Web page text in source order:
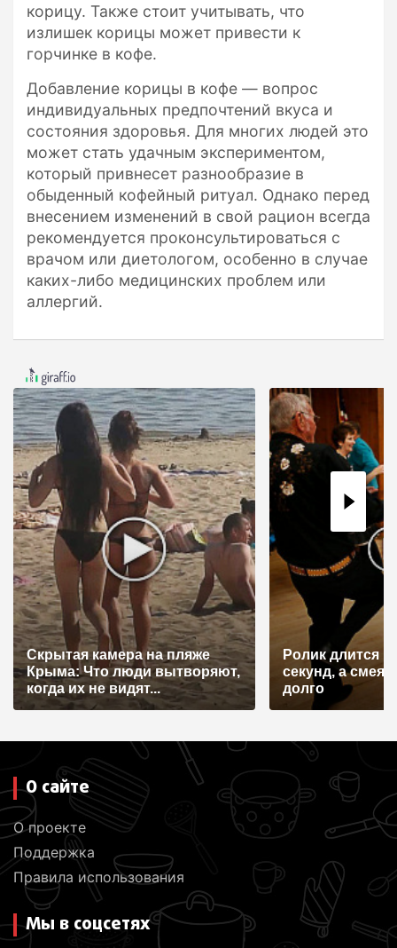
корицу. Также стоит учитывать, что
излишек корицы может привести к
горчинке в кофе.
Добавление корицы в кофе — вопрос
индивидуальных предпочтений вкуса и
состояния здоровья. Для многих людей это
может стать удачным экспериментом,
который привнесет разнообразие в
обыденный кофейный ритуал. Однако перед
внесением изменений в свой рацион всегда
рекомендуется проконсультироваться с
врачом или диетологом, особенно в случае
каких-либо медицинских проблем или
аллергий.
Скрытая камера на пляже
Крыма: Что люди вытворяют,
когда их не видят...
Ролик длится
секунд, а
долго
О сайте
О проекте
Поддержка
Правила использования
Мы в соцсетях